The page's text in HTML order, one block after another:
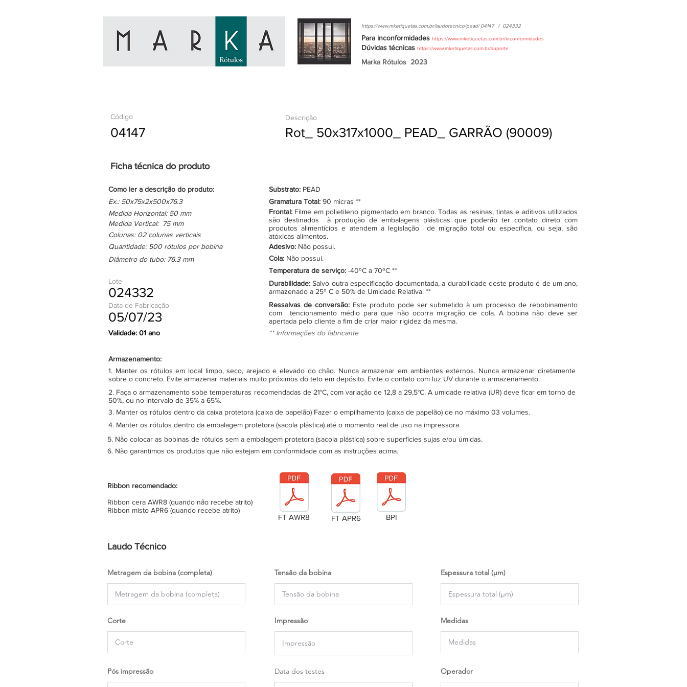
https://www.mketiquetas.com.br/laudotecnico/pead/ 04147 / 024332
Para inconformidades https://www.mketiquetas.com.br/inconformidades
Dúvidas técnicas https://www.mketiquetas.com.br/suporte
Marka Rótulos 2023
Código
04147
Descrição
Rot_ 50x317x1000_ PEAD_ GARRÃO (90009)
Ficha técnica do produto
Como ler a descrição do produto: Substrato: PEAD
Ex.: 50x75x2x500x76.3
Medida Horizontal: 50 mm
Medida Vertical: 75 mm
Colunas: 02 colunas verticais
Quantidade: 500 rótulos por bobina
Gramatura Total: 90 micras **
Frontal: Filme em polietileno pigmentado em branco. Todas as resinas, tintas e aditivos utilizados
são destinados à produção de embalagens plásticas que poderão ter contato direto com
produtos alimentícios e atendem a legislação de migração total ou específica, ou seja, são
atóxicas alimentos.
Adesivo: Não possui.
Diâmetro do tubo: 76.3 mm
Cola: Não possui.
Temperatura de serviço: -40ºC a 70ºC **
Lote
024332
Data de Fabricação
05/07/23
Durabilidade:Salvo outra especificação documentada, a durabilidade deste produto é de um ano,
armazenado a 25º C e 50% de Umidade Relativa. **
Ressalvas de conversão: Este produto pode ser submetido à um processo de rebobinamento
com tencionamento médio para que não ocorra migração de cola. A bobina não deve ser
apertada pelo cliente a fim de criar maior rigidez da mesma.
Validade: 01 ano
** Informações do fabricante
Armazenamento:
1. Manter os rótulos em local limpo, seco, arejado e elevado do chão. Nunca armazenar em ambientes externos. Nunca armazenar diretamente
sobre o concreto. Evite armazenar materiais muito próximos do teto em depósito. Evite o contato com luz UV durante o armazenamento.
2. Faça o armazenamento sobe temperaturas recomendadas de 21°C, com variação de 12,8 a 29,5°C. A umidade relativa (UR) deve ficar em torno de
50%, ou no intervalo de 35% a 65%.
3. Manter os rótulos dentro da caixa protetora (caixa de papelão) Fazer o empilhamento (caixa de papelão) de no máximo 03 volumes.
4. Manter os rótulos dentro da embalagem protetora (sacola plástica) até o momento real de uso na impressora
5. Não colocar as bobinas de rótulos sem a embalagem protetora (sacola plástica) sobre superfícies sujas e/ou úmidas.
6. Não garantimos os produtos que não estejam em conformidade com as instruções acima.
Ribbon recomendado:
Ribbon cera AWR8 (quando não recebe atrito)
Ribbon misto APR6 (quando recebe atrito)
FT AWR8 FT APR6 BPI
Laudo Técnico
Metragem da bobina (completa)
Corte
Pós impressão
Tensão da bobina
Impressão
Data dos testes
Espessura total (µm)
Medidas
Operador